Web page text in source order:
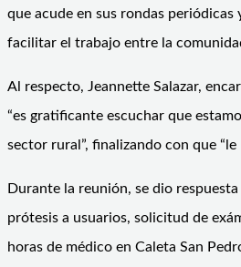
que acude en sus rondas
facilitar el trabajo entre la
Al respecto, Jeannette Salazar,
“es gratificante escuchar que
sector rural”, finalizando con que
Durante la reunión, se dio
prótesis a usuarios, solicitud de
horas de médico en Caleta San